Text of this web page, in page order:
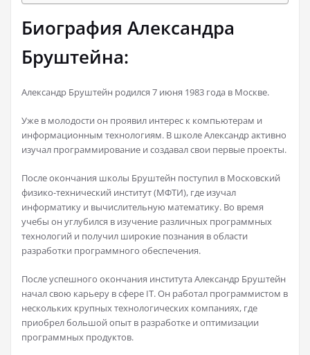
Биография Александра
Бруштейна:
Александр Бруштейн родился 7 июня 1983 года в Москве.
Уже в молодости он проявил интерес к компьютерам и
информационным технологиям. В школе Александр активно
изучал программирование и создавал свои первые проекты.
После окончания школы Бруштейн поступил в Московский
физико-технический институт (МФТИ), где изучал
информатику и вычислительную математику. Во время
учебы он углубился в изучение различных программных
технологий и получил широкие познания в области
разработки программного обеспечения.
После успешного окончания института Александр Бруштейн
начал свою карьеру в сфере IT. Он работал программистом в
нескольких крупных технологических компаниях, где
приобрел большой опыт в разработке и оптимизации
программных продуктов.